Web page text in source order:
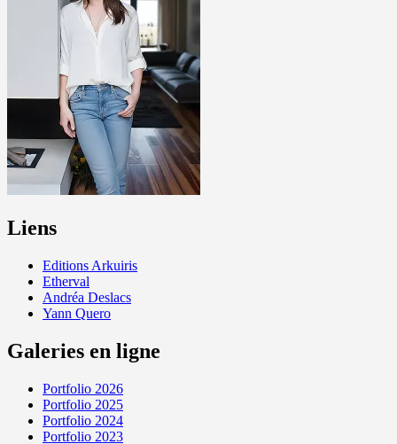
Liens
Editions Arkuiris
Etherval
Andréa Deslacs
Yann Quero
Galeries en ligne
Portfolio 2026
Portfolio 2025
Portfolio 2024
Portfolio 2023